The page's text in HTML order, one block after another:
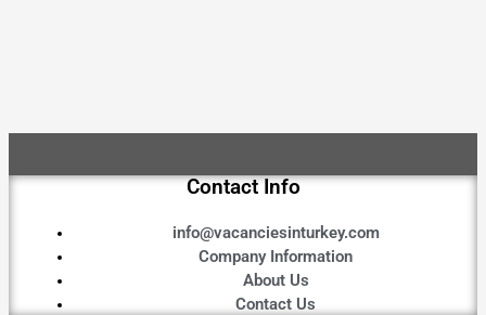
Contact Info
info@vacanciesinturkey.com
Company Information
About Us
Contact Us